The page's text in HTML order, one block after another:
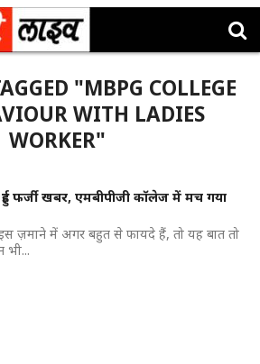
"MBPG COLLEGE
WITH LADIES
WORKER"
फर्जी खबर, एमबीपीजी कॉलेज में मच गया
इस ज़माने में अगर बहुत से फायदे हैं, तो यह बात तो
भी...